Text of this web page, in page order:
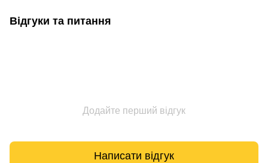
Відгуки та питання
Додайте перший відгук
Написати відгук